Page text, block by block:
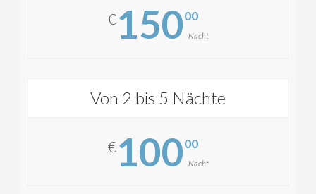
€15000
Nacht
Von 2 bis 5 Nächte
€10000
Nacht